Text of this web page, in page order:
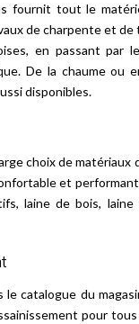
fournit tout le
de charpente et de
en passant par
De la chaume ou
disponibles.
choix de matériaux
et
laine de bois, laine
le catalogue du
pour